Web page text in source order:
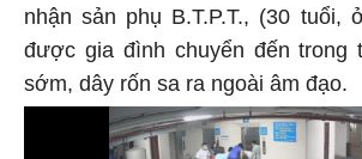
nhận sản phụ B.T.P.T., (30 tuổi,
được gia đình chuyển đến trong
sớm, dây rốn sa ra ngoài âm đạo.